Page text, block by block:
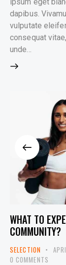
dapibus.
vulputate
consequat
unde…
WHAT TO
COMMUNITY?
SELECTION
0 COMMENTS